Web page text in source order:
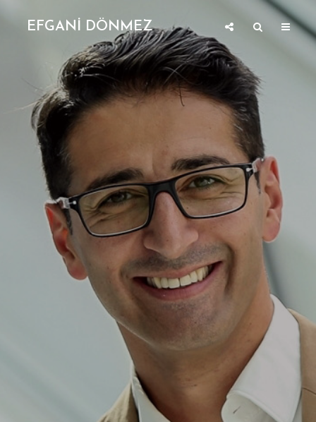
EFGANİ DÖNMEZ